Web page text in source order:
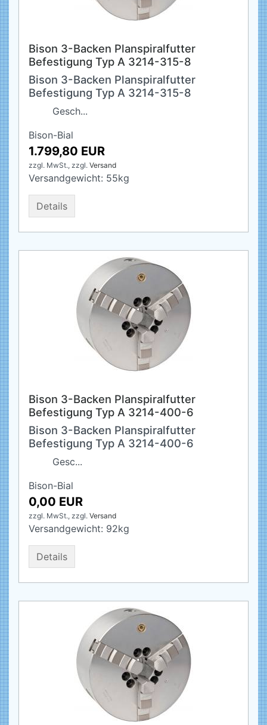
Bison 3-Backen Planspiralfutter
Befestigung Typ A 3214-315-8
Bison 3-Backen Planspiralfutter
Befestigung Typ A 3214-315-8
Gesch...
Bison-Bial
1.799,80 EUR
zzgl. MwSt., zzgl. Versand
Versandgewicht: 55kg
Details
Bison 3-Backen Planspiralfutter
Befestigung Typ A 3214-400-6
Bison 3-Backen Planspiralfutter
Befestigung Typ A 3214-400-6
Gesc...
Bison-Bial
0,00 EUR
zzgl. MwSt., zzgl. Versand
Versandgewicht: 92kg
Details